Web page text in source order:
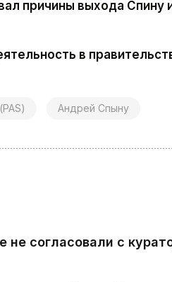
причины выхода Спину
в
Андрей Спыну
не согласовали с